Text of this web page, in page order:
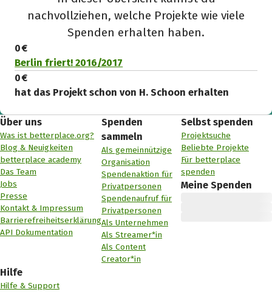
nachvollziehen, welche Projekte wie viele
Spenden erhalten haben.
0 €
Berlin friert! 2016/2017
0 €
hat das Projekt schon von H. Schoon erhalten
Über uns
Was ist betterplace.org?
Blog & Neuigkeiten
betterplace academy
Das Team
Jobs
Presse
Kontakt & Impressum
Barrierefreiheitserklärung
API Dokumentation
Spenden
sammeln
Als gemeinnützige
Organisation
Spendenaktion für
Privatpersonen
Spendenaufruf für
Privatpersonen
Als Unternehmen
Als Streamer*in
Als Content
Creator*in
Selbst spenden
Projektsuche
Beliebte Projekte
Für betterplace
spenden
Meine Spenden
Hilfe
Hilfe & Support